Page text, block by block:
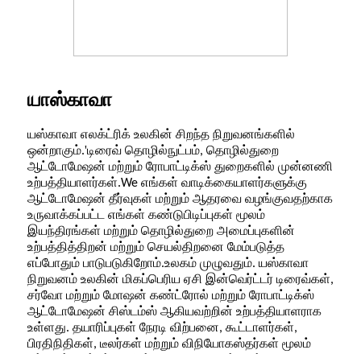
யாஸ்காவா
யஸ்காவா எலக்ட்ரிக் உலகின் சிறந்த நிறுவனங்களில்
ஒன்றாகும்.'டிரைவ் தொழில்நுட்பம், தொழில்துறை
ஆட்டோமேஷன் மற்றும் ரோபாட்டிக்ஸ் துறைகளில் முன்னணி
உற்பத்தியாளர்கள்.We எங்கள் வாடிக்கையாளர்களுக்கு
ஆட்டோமேஷன் தீர்வுகள் மற்றும் ஆதரவை வழங்குவதற்காக
உருவாக்கப்பட்ட எங்கள் கண்டுபிடிப்புகள் மூலம்
இயந்திரங்கள் மற்றும் தொழில்துறை அமைப்புகளின்
உற்பத்தித்திறன் மற்றும் செயல்திறனை மேம்படுத்த
எப்போதும் பாடுபடுகிறோம்.உலகம் முழுவதும். யஸ்காவா
நிறுவனம் உலகின் மிகப்பெரிய ஏசி இன்வெர்ட்டர் டிரைவ்கள்,
சர்வோ மற்றும் மோஷன் கண்ட்ரோல் மற்றும் ரோபாட்டிக்ஸ்
ஆட்டோமேஷன் சிஸ்டம்ஸ் ஆகியவற்றின் உற்பத்தியாளராக
உள்ளது. தயாரிப்புகள் நேரடி விற்பனை, கூட்டாளர்கள்,
பிரதிநிதிகள், டீலர்கள் மற்றும் விநியோகஸ்தர்கள் மூலம்